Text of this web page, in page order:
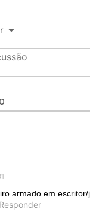
armado em escritor/
Responder